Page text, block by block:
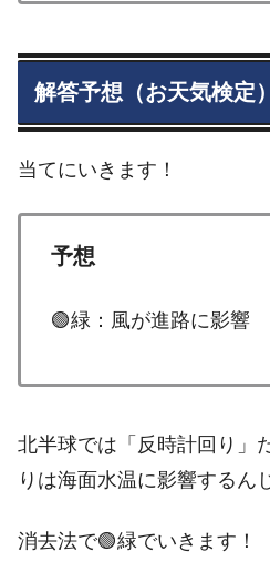
解答予想（お天気検定）
当てにいきます！
予想
🟢緑：風が進路に影響
北半球では「反時計回り」
りは海面水温に影響するん
消去法で🟢緑でいきます！